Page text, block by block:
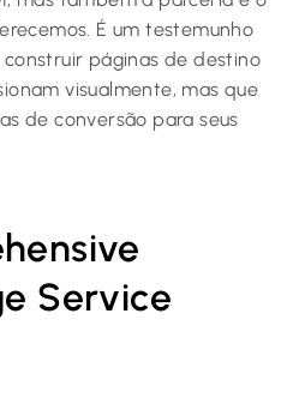
É um testemunho
páginas de destino
visualmente, mas que
de conversão para seus
Service